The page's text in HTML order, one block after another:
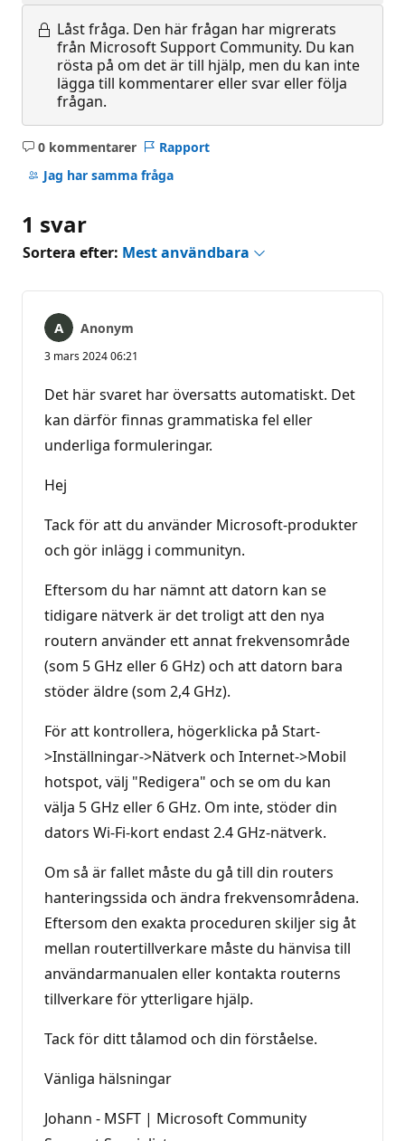
Låst fråga. Den här frågan har migrerats
från Microsoft Support Community. Du kan
rösta på om det är till hjälp, men du kan inte
lägga till kommentarer eller svar eller följa
frågan.
0 kommentarer
Inga
kommentarer
Rapport
Jag har samma fråga
1 svar
Sortera efter: Mest användbara
Anonym
3 mars 2024 06:21
Det här svaret har översatts automatiskt. Det
kan därför finnas grammatiska fel eller
underliga formuleringar.
Hej
Tack för att du använder Microsoft-produkter
och gör inlägg i communityn.
Eftersom du har nämnt att datorn kan se
tidigare nätverk är det troligt att den nya
routern använder ett annat frekvensområde
(som 5 GHz eller 6 GHz) och att datorn bara
stöder äldre (som 2,4 GHz).
För att kontrollera, högerklicka på Start-
>Inställningar->Nätverk och Internet->Mobil
hotspot, välj "Redigera" och se om du kan
välja 5 GHz eller 6 GHz. Om inte, stöder din
dators Wi-Fi-kort endast 2.4 GHz-nätverk.
Om så är fallet måste du gå till din routers
hanteringssida och ändra frekvensområdena.
Eftersom den exakta proceduren skiljer sig åt
mellan routertillverkare måste du hänvisa till
användarmanualen eller kontakta routerns
tillverkare för ytterligare hjälp.
Tack för ditt tålamod och din förståelse.
Vänliga hälsningar
Johann - MSFT | Microsoft Community